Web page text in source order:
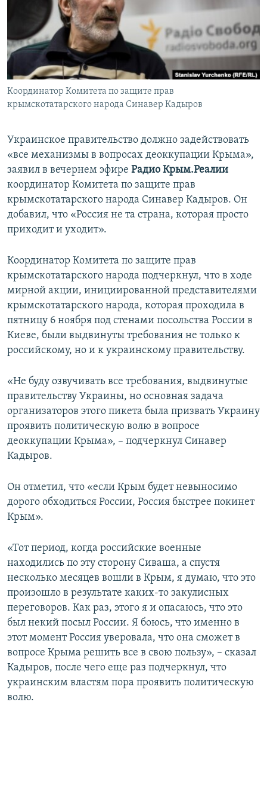
ПОБЕДИТЕЛЕЙ НЕ СУДЯТ?
КРЫМ.НЕПОКОРЕННЫЙ
ELIFBE
УКРАИНСКАЯ ПРОБЛЕМА КРЫМА
ПРИСОЕДИНЯЙТЕСЬ!
Все сайты RFE/RL
Координатор Комитета по защите прав
крымскотатарского народа Синавер Кадыров
Украинское правительство должно задействовать
«все механизмы в вопросах деоккупации Крыма»,
заявил в вечернем эфире Радио Крым.Реалии
координатор Комитета по защите прав
крымскотатарского народа Синавер Кадыров. Он
добавил, что «Россия не та страна, которая просто
приходит и уходит».
Координатор Комитета по защите прав
крымскотатарского народа подчеркнул, что в ходе
мирной акции, инициированной представителями
крымскотатарского народа, которая проходила в
пятницу 6 ноября под стенами посольства России в
Киеве, были выдвинуты требования не только к
российскому, но и к украинскому правительству.
«Не буду озвучивать все требования, выдвинутые
правительству Украины, но основная задача
организаторов этого пикета была призвать Украину
проявить политическую волю в вопросе
деоккупации Крыма», – подчеркнул Синавер
Кадыров.
Он отметил, что «если Крым будет невыносимо
дорого обходиться России, Россия быстрее покинет
Крым».
«Тот период, когда российские военные
находились по эту сторону Сиваша, а спустя
несколько месяцев вошли в Крым, я думаю, что это
произошло в результате каких-то закулисных
переговоров. Как раз, этого я и опасаюсь, что это
был некий посыл России. Я боюсь, что именно в
этот момент Россия уверовала, что она сможет в
вопросе Крыма решить все в свою пользу», – сказал
Кадыров, после чего еще раз подчеркнул, что
украинским властям пора проявить политическую
волю.